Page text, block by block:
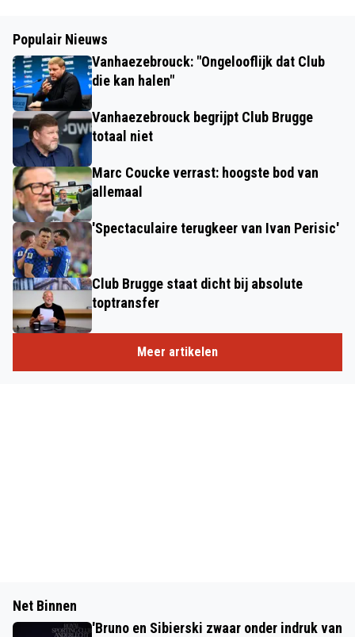
Populair Nieuws
Vanhaezebrouck: "Ongelooflijk dat Club
die kan halen"
Vanhaezebrouck begrijpt Club Brugge
totaal niet
Marc Coucke verrast: hoogste bod van
allemaal
'Spectaculaire terugkeer van Ivan Perisic'
Club Brugge staat dicht bij absolute
toptransfer
Meer artikelen
Net Binnen
'Bruno en Sibierski zwaar onder indruk van